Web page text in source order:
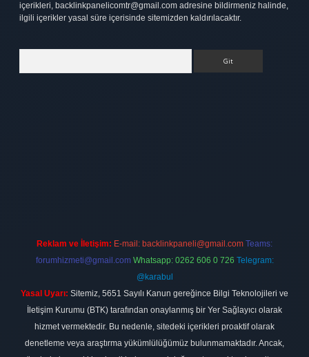
içerikleri, backlinkpanelicomtr@gmail.com adresine bildirmeniz halinde,
ilgili içerikler yasal süre içerisinde sitemizden kaldırılacaktır.
Reklam ve İletişim: E-mail: backlinkpaneli@gmail.com Teams:
forumhizmeti@gmail.com Whatsapp: 0262 606 0 726 Telegram:
@karabul
Yasal Uyarı: Sitemiz, 5651 Sayılı Kanun gereğince Bilgi Teknolojileri ve
İletişim Kurumu (BTK) tarafından onaylanmış bir Yer Sağlayıcı olarak
hizmet vermektedir. Bu nedenle, sitedeki içerikleri proaktif olarak
denetleme veya araştırma yükümlülüğümüz bulunmamaktadır. Ancak,